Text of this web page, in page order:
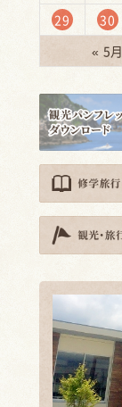
29
30
« 5月